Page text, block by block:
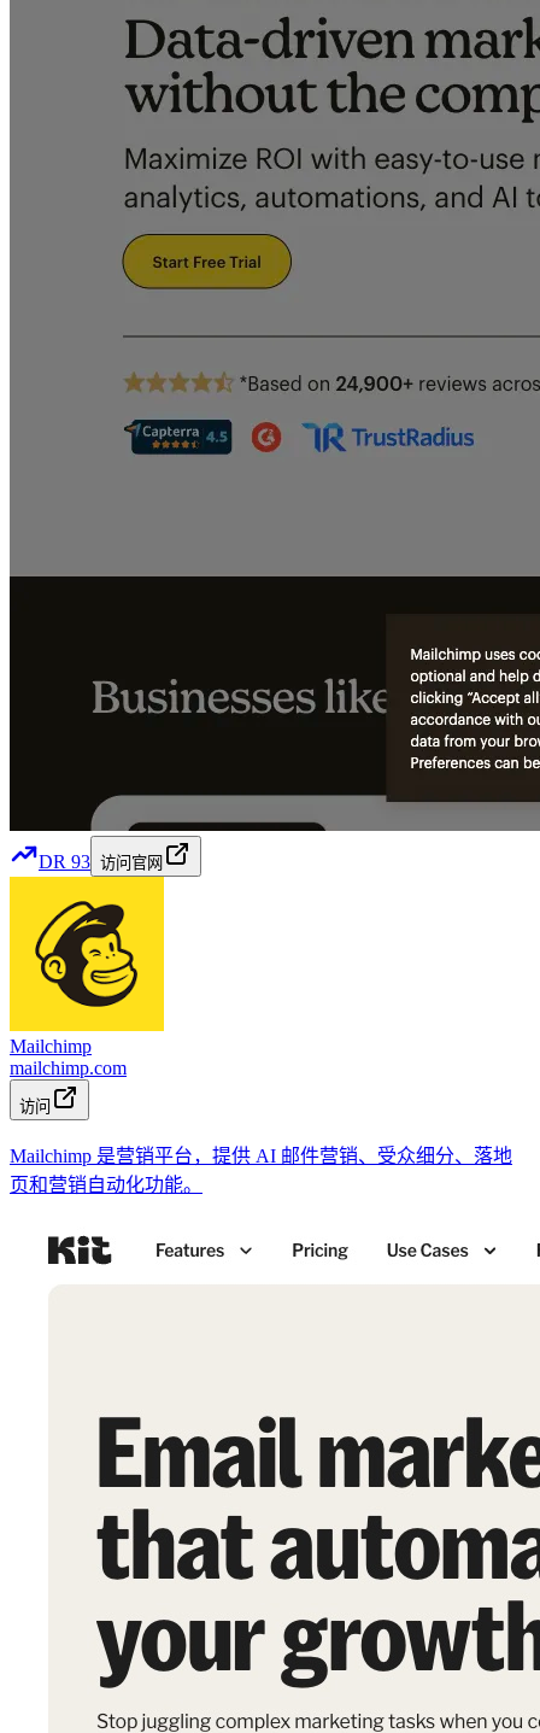
DR 93 访问官网
Mailchimp
mailchimp.com
访问
Mailchimp 是营销平台，提供 AI 邮件营销、受众细分、落地
页和营销自动化功能。